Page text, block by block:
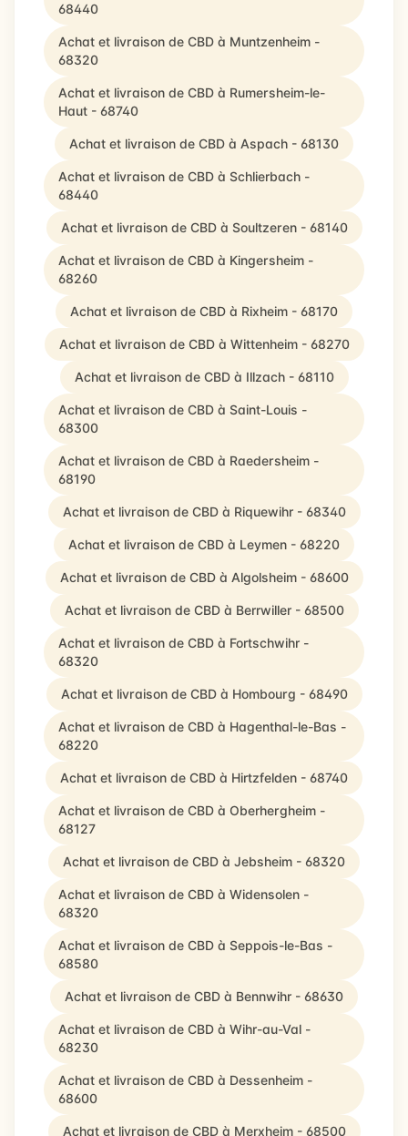
68440
Achat et livraison de CBD à Muntzenheim -
68320
Achat et livraison de CBD à Rumersheim-le-
Haut - 68740
Achat et livraison de CBD à Aspach - 68130
Achat et livraison de CBD à Schlierbach -
68440
Achat et livraison de CBD à Soultzeren - 68140
Achat et livraison de CBD à Kingersheim -
68260
Achat et livraison de CBD à Rixheim - 68170
Achat et livraison de CBD à Wittenheim - 68270
Achat et livraison de CBD à Illzach - 68110
Achat et livraison de CBD à Saint-Louis -
68300
Achat et livraison de CBD à Raedersheim -
68190
Achat et livraison de CBD à Riquewihr - 68340
Achat et livraison de CBD à Leymen - 68220
Achat et livraison de CBD à Algolsheim - 68600
Achat et livraison de CBD à Berrwiller - 68500
Achat et livraison de CBD à Fortschwihr -
68320
Achat et livraison de CBD à Hombourg - 68490
Achat et livraison de CBD à Hagenthal-le-Bas -
68220
Achat et livraison de CBD à Hirtzfelden - 68740
Achat et livraison de CBD à Oberhergheim -
68127
Achat et livraison de CBD à Jebsheim - 68320
Achat et livraison de CBD à Widensolen -
68320
Achat et livraison de CBD à Seppois-le-Bas -
68580
Achat et livraison de CBD à Bennwihr - 68630
Achat et livraison de CBD à Wihr-au-Val -
68230
Achat et livraison de CBD à Dessenheim -
68600
Achat et livraison de CBD à Merxheim - 68500